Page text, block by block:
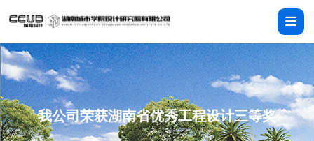
我公司荣获湖南省优秀工程设计三等奖